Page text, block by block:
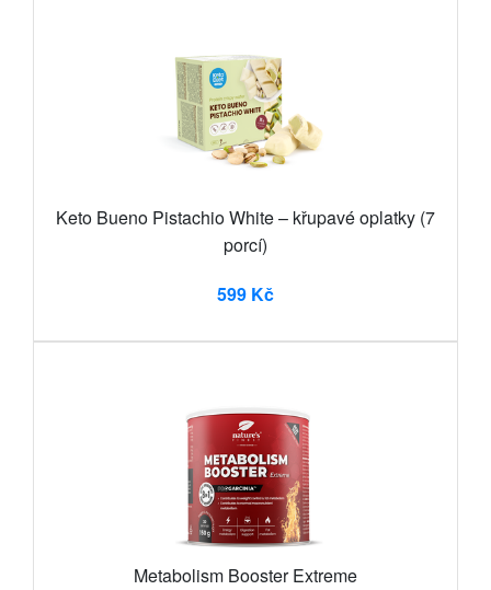
Keto Bueno Pistachio White – křupavé oplatky (7
porcí)
599 Kč
Metabolism Booster Extreme